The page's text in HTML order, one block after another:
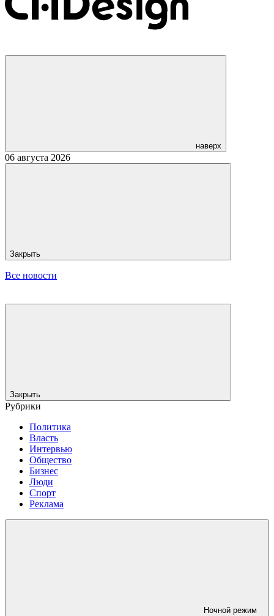
наверх
06 августа 2026
Закрыть
Все новости
Закрыть
Рубрики
Политика
Власть
Интервью
Общество
Бизнес
Люди
Спорт
Реклама
Ночной режим